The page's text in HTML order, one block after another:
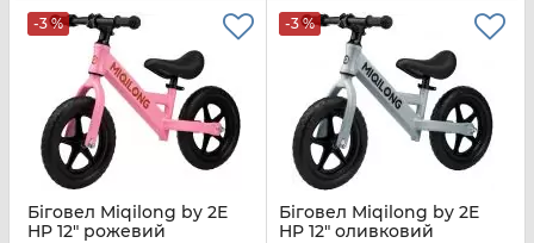
-3 %
Біговел Miqilong by 2E
HP 12" рожевий
-3 %
Біговел Miqilong by 2E
HP 12" оливковий